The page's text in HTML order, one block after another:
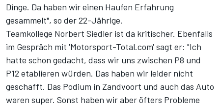
Dinge. Da haben wir einen Haufen Erfahrung
gesammelt", so der 22-Jährige.
Teamkollege Norbert Siedler ist da kritischer. Ebenfalls
im Gespräch mit 'Motorsport-Total.com' sagt er: "Ich
hatte schon gedacht, dass wir uns zwischen P8 und
P12 etablieren würden. Das haben wir leider nicht
geschafft. Das Podium in Zandvoort und auch das Auto
waren super. Sonst haben wir aber öfters Probleme